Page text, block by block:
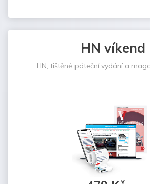
HN víkend
HN, tištěné páteční vydání a